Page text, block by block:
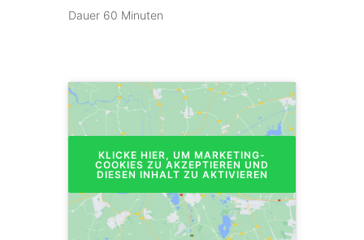
Dauer 60 Minuten
KLICKE HIER, UM MARKETING-
COOKIES ZU AKZEPTIEREN UND
DIESEN INHALT ZU AKTIVIEREN